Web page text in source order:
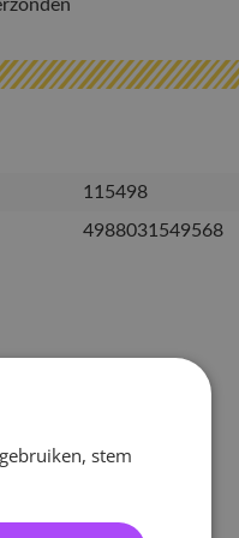
115498
4988031549568
stem